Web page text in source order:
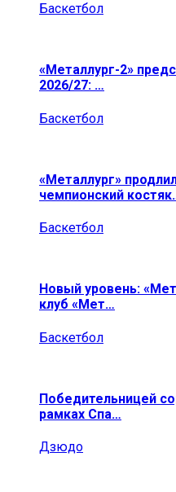
Баскетбол
«Металлург-2»
2026/27: …
Баскетбол
«Металлург»
чемпионский
Баскетбол
Новый уровень:
клуб «Мет…
Баскетбол
Победительницей
рамках Спа…
Дзюдо